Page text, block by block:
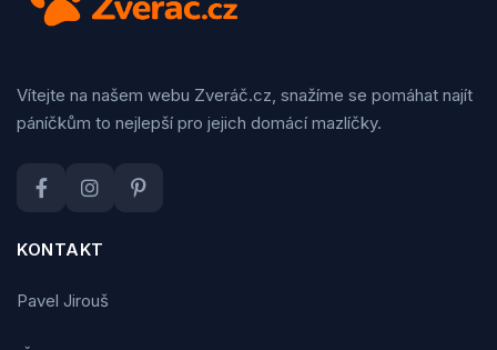
Vítejte na našem webu Zveráč.cz, snažíme se pomáhat najít
páníčkům to nejlepší pro jejich domácí mazlíčky.
KONTAKT
Pavel Jirouš